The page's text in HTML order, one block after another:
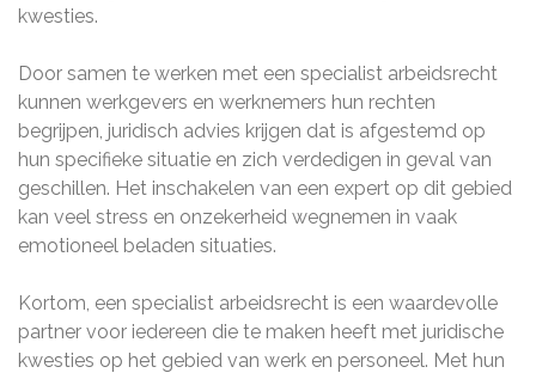
kwesties.
Door samen te werken met een specialist arbeidsrecht
kunnen werkgevers en werknemers hun rechten
begrijpen, juridisch advies krijgen dat is afgestemd op
hun specifieke situatie en zich verdedigen in geval van
geschillen. Het inschakelen van een expert op dit gebied
kan veel stress en onzekerheid wegnemen in vaak
emotioneel beladen situaties.
Kortom, een specialist arbeidsrecht is een waardevolle
partner voor iedereen die te maken heeft met juridische
kwesties op het gebied van werk en personeel. Met hun